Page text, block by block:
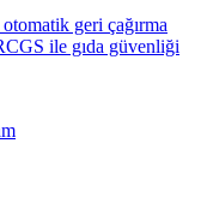
geri çağırma
ile gıda güvenliği